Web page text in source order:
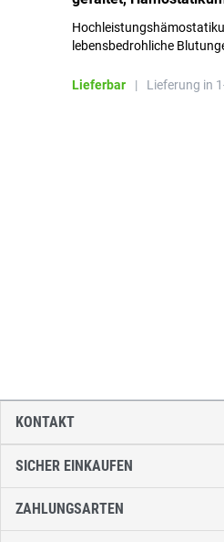
lebensbedrohliche
Lieferbar | Lieferung in
SICHER EINKAUFEN
ZAHLUNGSARTEN
KONTAKT